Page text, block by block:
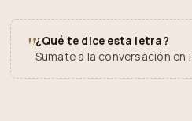
"¿Qué te dice esta letra?
Sumate a la conversación